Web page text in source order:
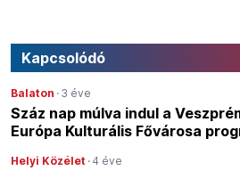
Kapcsolódó
Balaton · 3 éve
Száz nap múlva indul a
Európa Kulturális Fővárosa
Helyi Közélet · 4 éve